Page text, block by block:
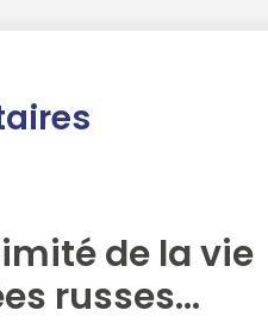
de la vie
russes…